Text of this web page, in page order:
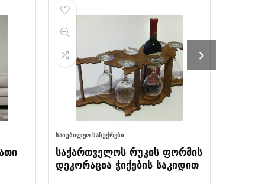
ᲡᲐᲘᲣᲑᲘᲚᲔᲝ ᲡᲐᲩᲣᲥᲠᲔᲑᲘ
საქართველოს რუკის ფორმის
დეკორაცია ჭიქების საკიდით